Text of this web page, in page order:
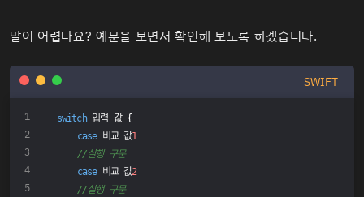
말이 어렵나요? 예문을 보면서 확인해 보도록 하겠습니다.
SWIFT
switch 입력 값 {
case 비교 값1
//실행 구문
case 비교 값2
//실행 구문